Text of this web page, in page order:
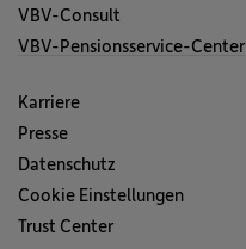
VBV-Consult
VBV-Pensionsservice-Center
Karriere
Presse
Datenschutz
Cookie Einstellungen
Trust Center